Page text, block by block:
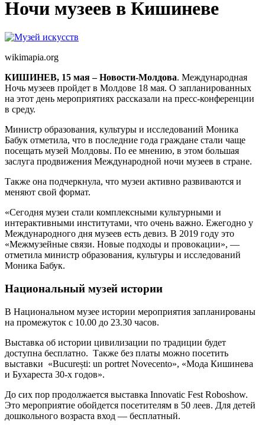
Ночи музеев в Кишиневе
wikimapia.org
КИШИНЕВ, 15 мая – Новости-Молдова. Международная
Ночь музеев пройдет в Молдове 18 мая. О запланированных
на этот день мероприятиях рассказали на пресс-конференции
в среду.
Министр образования, культуры и исследований Моника
Бабук отметила, что в последние года граждане стали чаще
посещать музей Молдовы. По ее мнению, в этом большая
заслуга продвижения Международной ночи музеев в стране.
Также она подчеркнула, что музеи активно развиваются и
меняют свой формат.
«Сегодня музеи стали комплексными культурными и
интерактивными институтами, что очень важно. Ежегодно у
Международного дня музеев есть девиз. В 2019 году это
«Межмузейные связи. Новые подходы и провокации», —
отметила министр образования, культуры и исследований
Моника Бабук.
Национальный музей истории
В Национальном музее истории мероприятия запланированы
на промежуток с 10.00 до 23.30 часов.
Выставка об истории цивилизации по традиции будет
доступна бесплатно. Также без платы можно посетить
выставки «București: un portret Novecento», «Мода Кишинева
и Бухареста 30-х годов».
До сих пор продолжается выставка Innovatic Fest Roboshow.
Это мероприятие обойдется посетителям в 50 леев. Для детей
дошкольного возраста вход — бесплатный.